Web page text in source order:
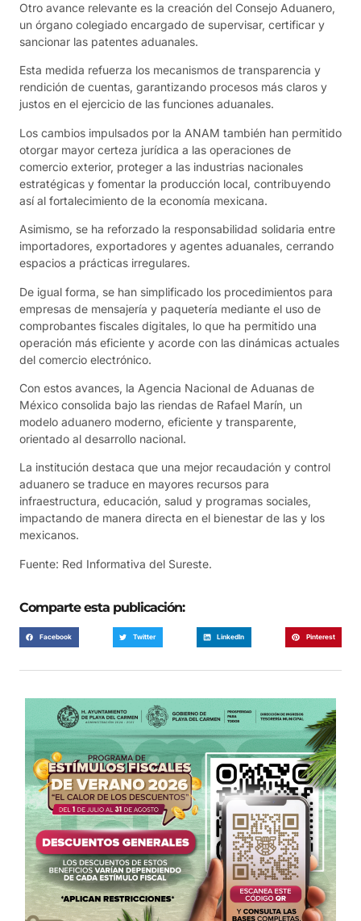
Otro avance relevante es la creación del Consejo Aduanero,
un órgano colegiado encargado de supervisar, certificar y
sancionar las patentes aduanales.
Esta medida refuerza los mecanismos de transparencia y
rendición de cuentas, garantizando procesos más claros y
justos en el ejercicio de las funciones aduanales.
Los cambios impulsados por la ANAM también han permitido
otorgar mayor certeza jurídica a las operaciones de
comercio exterior, proteger a las industrias nacionales
estratégicas y fomentar la producción local, contribuyendo
así al fortalecimiento de la economía mexicana.
Asimismo, se ha reforzado la responsabilidad solidaria entre
importadores, exportadores y agentes aduanales, cerrando
espacios a prácticas irregulares.
De igual forma, se han simplificado los procedimientos para
empresas de mensajería y paquetería mediante el uso de
comprobantes fiscales digitales, lo que ha permitido una
operación más eficiente y acorde con las dinámicas actuales
del comercio electrónico.
Con estos avances, la Agencia Nacional de Aduanas de
México consolida bajo las riendas de Rafael Marín, un
modelo aduanero moderno, eficiente y transparente,
orientado al desarrollo nacional.
La institución destaca que una mejor recaudación y control
aduanero se traduce en mayores recursos para
infraestructura, educación, salud y programas sociales,
impactando de manera directa en el bienestar de las y los
mexicanos.
Fuente: Red Informativa del Sureste.
Comparte esta publicación:
Facebook Twitter LinkedIn Pinterest